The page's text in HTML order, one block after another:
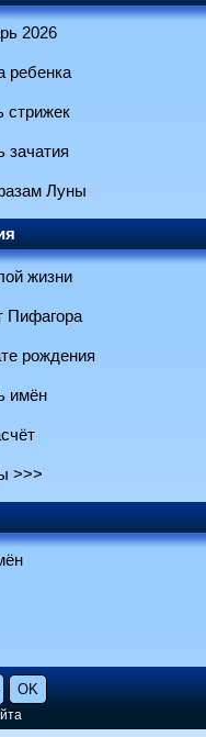
2026
ребенка
стрижек
зачатия
Луны
жизни
Пифагора
рождения
имён
>>>